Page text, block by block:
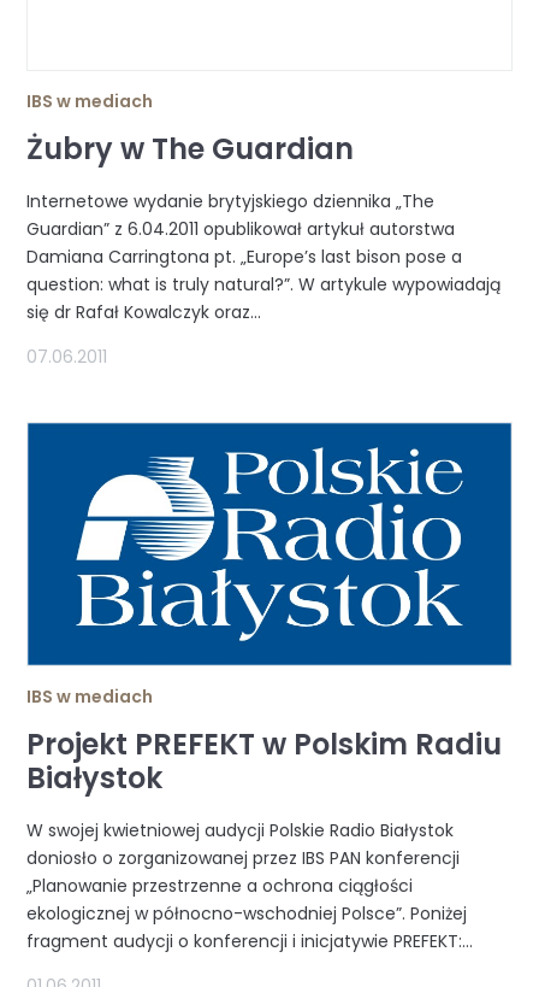
IBS w mediach
Żubry w The Guardian
Internetowe wydanie brytyjskiego dziennika „The
Guardian” z 6.04.2011 opublikował artykuł autorstwa
Damiana Carringtona pt. „Europe’s last bison pose a
question: what is truly natural?”. W artykule wypowiadają
się dr Rafał Kowalczyk oraz...
07.06.2011
IBS w mediach
Projekt PREFEKT w Polskim Radiu
Białystok
W swojej kwietniowej audycji Polskie Radio Białystok
doniosło o zorganizowanej przez IBS PAN konferencji
„Planowanie przestrzenne a ochrona ciągłości
ekologicznej w północno-wschodniej Polsce”. Poniżej
fragment audycji o konferencji i inicjatywie PREFEKT:...